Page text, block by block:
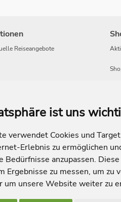
ist uns
verwendet Cookies und
Erlebnis zu ermöglichen
Bedürfnisse anzupassen.
Ergebnisse zu messen, um zu
um unsere Website weiter zu
Reiseangebote